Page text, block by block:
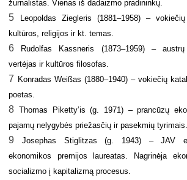
žurnalistas. Vienas iš dadaizmo pradininkų.
5
Leopoldas Ziegleris (1881–1958) –
kultūros, religijos ir kt. temas.
6
Rudolfas Kassneris (1873–1959) –
vertėjas ir kultūros filosofas.
7 Konradas Weißas (1880–1940) – vokiečių
poetas.
8 Thomas Piketty’is (g. 1971) – prancūzų
pajamų nelygybės priežasčių ir pasekmių tyrimais.
9
Josephas Stiglitzas (g. 1943) – JAV
ekonomikos premijos laureatas. Nagrinėja
socializmo į kapitalizmą procesus.